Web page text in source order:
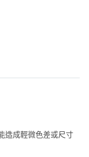
造成輕微色差或尺寸